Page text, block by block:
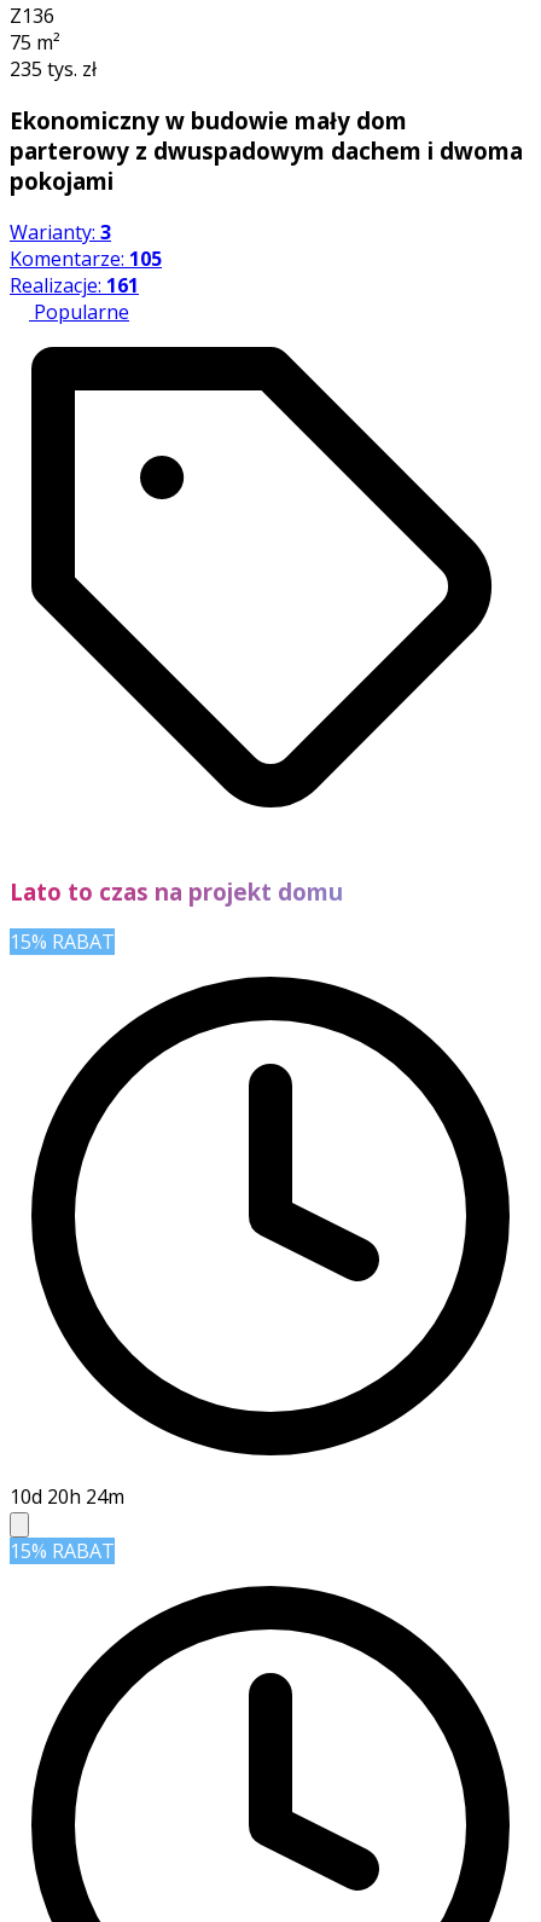
Z136
75 m²
235 tys. zł
Ekonomiczny w budowie mały dom
parterowy z dwuspadowym dachem i dwoma
pokojami
Warianty: 3
Komentarze: 105
Realizacje: 161
Popularne
Lato to czas na projekt domu
15% RABAT
10d 20h 24m
15% RABAT